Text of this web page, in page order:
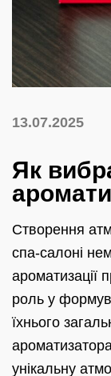
13.07.2025
Як
Створення
спа-салоні
ароматизації
роль у
їхнього
унікальну